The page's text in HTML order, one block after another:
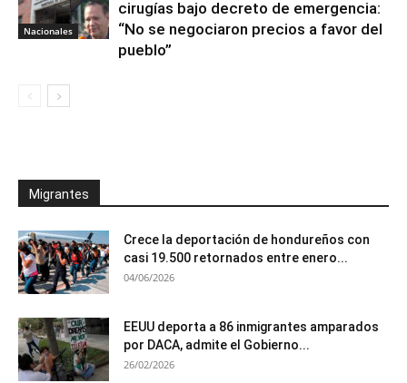
Nacionales
cirugías bajo decreto de emergencia:
“No se negociaron precios a favor del
pueblo”
Migrantes
Crece la deportación de hondureños con
casi 19.500 retornados entre enero...
04/06/2026
EEUU deporta a 86 inmigrantes amparados
por DACA, admite el Gobierno...
26/02/2026